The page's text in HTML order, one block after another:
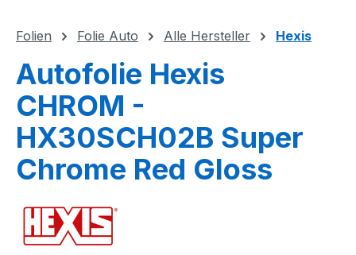
Folien Folie Auto Alle Hersteller Hexis
Autofolie Hexis
CHROM -
HX30SCH02B Super
Chrome Red Gloss